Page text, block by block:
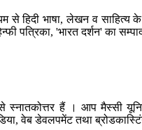
से हिदी भाषा, लेखन व
पत्रिका, 'भारत दर्शन' का
स्नातकोत्तर हैं । आप मैस्सी
वेब डेवलपमेंट तथा